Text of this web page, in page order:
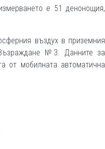
е 51 денонощия,
въздух в приземния
№3. Данните за
от мобилната автоматична